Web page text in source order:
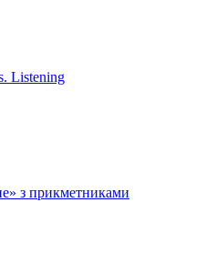
Listening
з прикметниками